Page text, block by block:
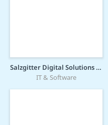
Salzgitter Digital Solutions GmbH
IT & Software